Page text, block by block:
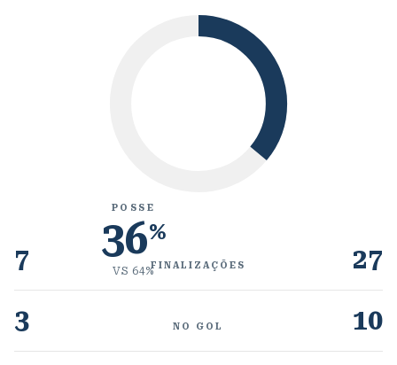
POSSE
36%
VS 64%
7 FINALIZAÇÕES
27
3
NO GOL
10